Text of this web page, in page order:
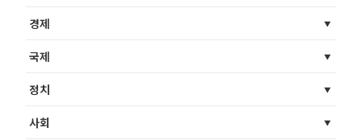
경제
국제
정치
사회